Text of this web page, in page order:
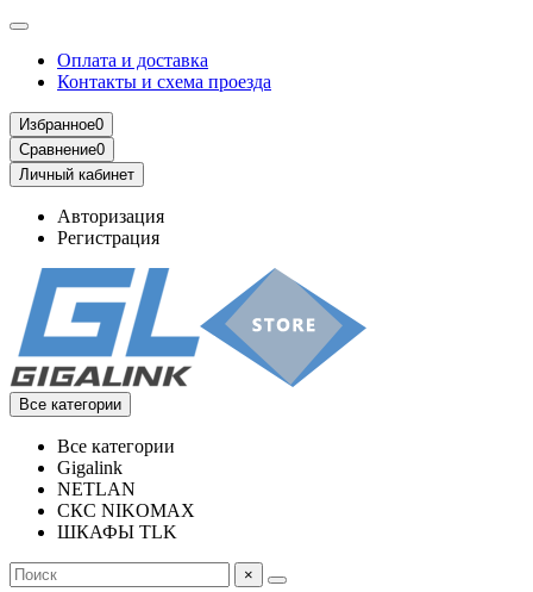
Оплата и доставка
Контакты и схема проезда
Избранное0
Сравнение0
Личный кабинет
Авторизация
Регистрация
Все категории
Все категории
Gigalink
NETLAN
СКС NIKOMAX
ШКАФЫ TLK
×